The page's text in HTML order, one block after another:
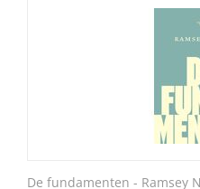
De fundamenten - Ramsey